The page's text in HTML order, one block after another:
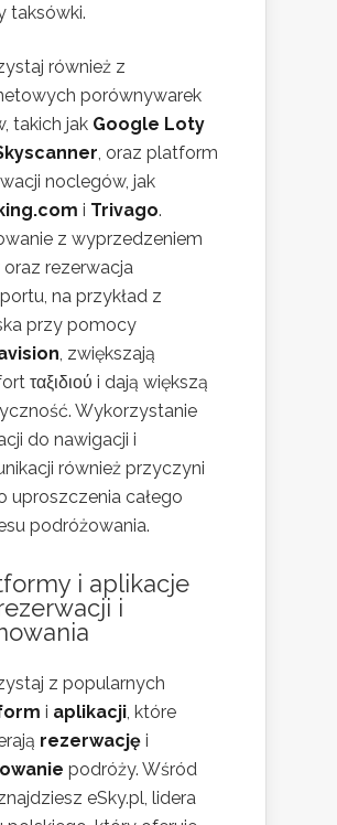
taksówki.
również z
porównywarek
takich jak Google Loty
, oraz platform
noclegów, jak
i Trivago.
z wyprzedzeniem
rezerwacja
na przykład z
przy pomocy
, zwiększają
ταξιδιού i dają większą
Wykorzystanie
do nawigacji i
również przyczyni
uproszczenia całego
podróżowania.
i aplikacje
i
z popularnych
i aplikacji, które
rezerwację i
podróży. Wśród
eSky.pl, lidera